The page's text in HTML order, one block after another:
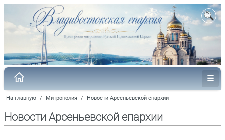
На главную / Митрополия / Новости Арсеньевской епархии
Новости Арсеньевской епархии